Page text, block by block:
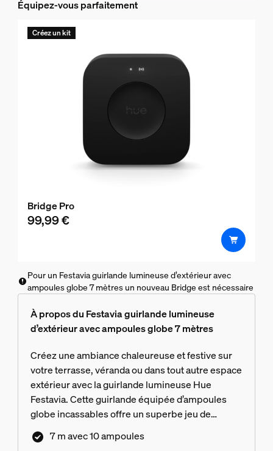
Équipez-vous parfaitement
Créez un kit
Bridge Pro
99,99 €
Pour un Festavia guirlande lumineuse d’extérieur avec
ampoules globe 7 mètres un nouveau Bridge est nécessaire
À propos du Festavia guirlande lumineuse
d’extérieur avec ampoules globe 7 mètres
Créez une ambiance chaleureuse et festive sur
votre terrasse, véranda ou dans tout autre espace
extérieur avec la guirlande lumineuse Hue
Festavia. Cette guirlande équipée d’ampoules
globe incassables offre un superbe jeu de
lumières colorées ou une lumière blanche
chaude, avec des dégradés fluides ou des effets
7 m avec 10 ampoules